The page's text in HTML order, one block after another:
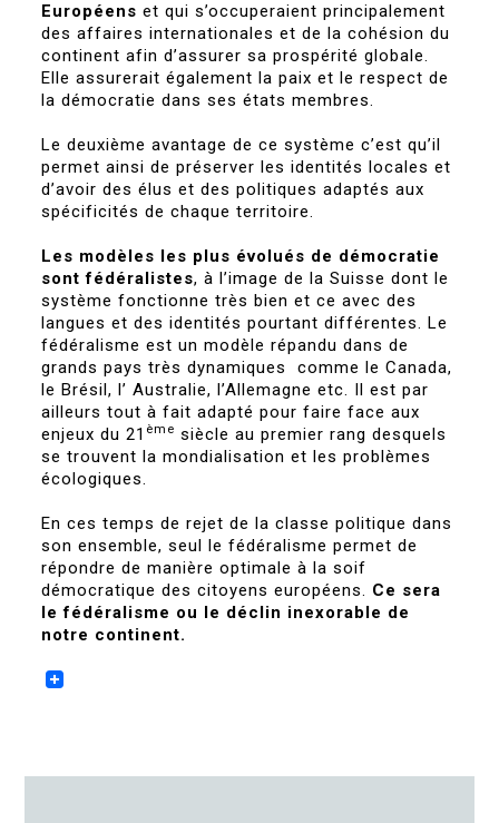
Européens et qui s’occuperaient principalement
des affaires internationales et de la cohésion du
continent afin d’assurer sa prospérité globale.
Elle assurerait également la paix et le respect de
la démocratie dans ses états membres.
Le deuxième avantage de ce système c’est qu’il
permet ainsi de préserver les identités locales et
d’avoir des élus et des politiques adaptés aux
spécificités de chaque territoire.
Les modèles les plus évolués de démocratie
sont fédéralistes, à l’image de la Suisse dont le
système fonctionne très bien et ce avec des
langues et des identités pourtant différentes. Le
fédéralisme est un modèle répandu dans de
grands pays très dynamiques comme le Canada,
le Brésil, l’ Australie, l’Allemagne etc. Il est par
ailleurs tout à fait adapté pour faire face aux
enjeux du 21 ème siècle au premier rang desquels
se trouvent la mondialisation et les problèmes
écologiques.
En ces temps de rejet de la classe politique dans
son ensemble, seul le fédéralisme permet de
répondre de manière optimale à la soif
démocratique des citoyens européens. Ce sera
le fédéralisme ou le déclin inexorable de
notre continent.